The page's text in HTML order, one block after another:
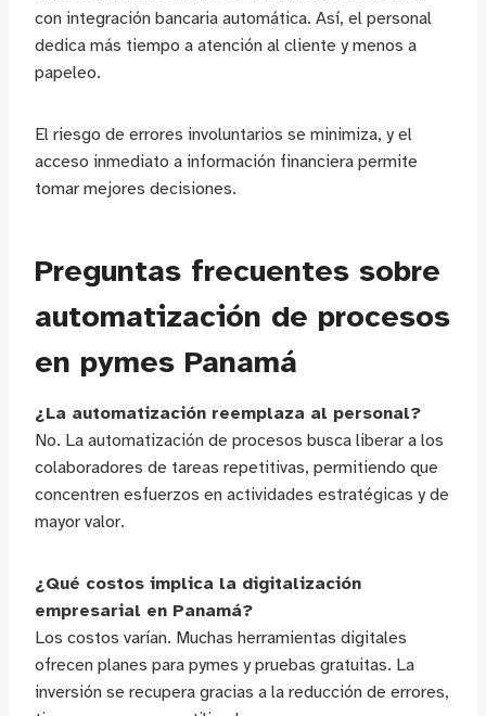
con integración bancaria automática. Así, el personal
dedica más tiempo a atención al cliente y menos a
papeleo.
El riesgo de errores involuntarios se minimiza, y el
acceso inmediato a información financiera permite
tomar mejores decisiones.
Preguntas frecuentes sobre
automatización de procesos
en pymes Panamá
¿La automatización reemplaza al personal?
No. La automatización de procesos busca liberar a los
colaboradores de tareas repetitivas, permitiendo que
concentren esfuerzos en actividades estratégicas y de
mayor valor.
¿Qué costos implica la digitalización
empresarial en Panamá?
Los costos varían. Muchas herramientas digitales
ofrecen planes para pymes y pruebas gratuitas. La
inversión se recupera gracias a la reducción de errores,